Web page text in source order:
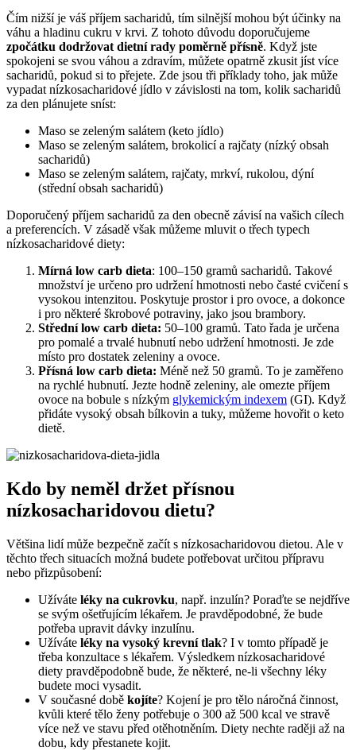
Čím nižší je váš příjem sacharidů, tím silnější mohou být účinky na
váhu a hladinu cukru v krvi. Z tohoto důvodu doporučujeme
zpočátku dodržovat dietní rady poměrně přísně. Když jste
spokojeni se svou váhou a zdravím, můžete opatrně zkusit jíst více
sacharidů, pokud si to přejete. Zde jsou tři příklady toho, jak může
vypadat nízkosacharidové jídlo v závislosti na tom, kolik sacharidů
za den plánujete sníst:
Maso se zeleným salátem (keto jídlo)
Maso se zeleným salátem, brokolicí a rajčaty (nízký obsah
sacharidů)
Maso se zeleným salátem, rajčaty, mrkví, rukolou, dýní
(střední obsah sacharidů)
Doporučený příjem sacharidů za den obecně závisí na vašich cílech
a preferencích. V zásadě však můžeme mluvit o třech typech
nízkosacharidové diety:
Mírná low carb dieta: 100–150 gramů sacharidů. Takové
množství je určeno pro udržení hmotnosti nebo časté cvičení s
vysokou intenzitou. Poskytuje prostor i pro ovoce, a dokonce
i pro některé škrobové potraviny, jako jsou brambory.
Střední low carb dieta: 50–100 gramů. Tato řada je určena
pro pomalé a trvalé hubnutí nebo udržení hmotnosti. Je zde
místo pro dostatek zeleniny a ovoce.
Přísná low carb dieta: Méně než 50 gramů. To je zaměřeno
na rychlé hubnutí. Jezte hodně zeleniny, ale omezte příjem
ovoce na bobule s nízkým glykemickým indexem (GI). Když
přidáte vysoký obsah bílkovin a tuky, můžeme hovořit o keto
dietě.
Kdo by neměl držet přísnou
nízkosacharidovou dietu?
Většina lidí může bezpečně začít s nízkosacharidovou dietou. Ale v
těchto třech situacích možná budete potřebovat určitou přípravu
nebo přizpůsobení:
Užíváte léky na cukrovku, např. inzulín? Poraďte se nejdříve
se svým ošetřujícím lékařem. Je pravděpodobné, že bude
potřeba upravit dávky inzulínu.
Užíváte léky na vysoký krevní tlak? I v tomto případě je
třeba konzultace s lékařem. Výsledkem nízkosacharidové
diety pravděpodobně bude, že některé, ne-li všechny léky
budete moci vysadit.
V současné době kojíte? Kojení je pro tělo náročná činnost,
kvůli které tělo ženy potřebuje o 300 až 500 kcal ve stravě
více než ve stavu před otěhotněním. Diety nechte raději až na
dobu, kdy přestanete kojit.